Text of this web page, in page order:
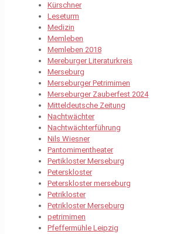
Kürschner
Leseturm
Medizin
Memleben
Memleben 2018
Mereburger Literaturkreis
Merseburg
Merseburger Petrimimen
Merseburger Zauberfest 2024
Mitteldeutsche Zeitung
Nachtwächter
Nachtwächterführung
Nils Wiesner
Pantomimentheater
Pertikloster Merseburg
Peterskloster
Peterskloster merseburg
Petrikloster
Petrikloster Merseburg
petrimimen
Pfeffermühle Leipzig